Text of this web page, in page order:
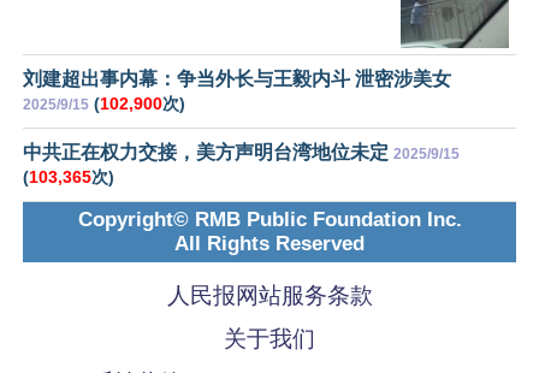
刘建超出事内幕：争当外长与王毅内斗 泄密涉美女
2025/9/15 (102,900次)
中共正在权力交接，美方声明台湾地位未定 2025/9/15
(103,365次)
Copyright© RMB Public Foundation Inc.
All Rights Reserved
人民报网站服务条款
关于我们